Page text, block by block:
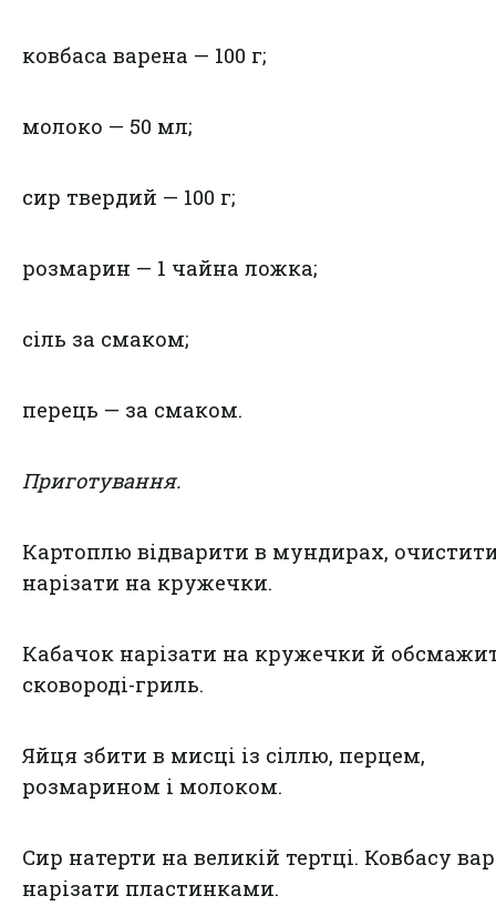
ковбаса варена — 100 г;
молоко — 50 мл;
сир твердий — 100 г;
розмарин — 1 чайна ложка;
сіль за смаком;
перець — за смаком.
Приготування.
Картоплю відварити в мундирах,
нарізати на кружечки.
Кабачок нарізати на кружечки й
сковороді-гриль.
Яйця збити в мисці із сіллю, перцем,
розмарином і молоком.
Сир натерти на великій тертці. Ковбасу
нарізати пластинками.